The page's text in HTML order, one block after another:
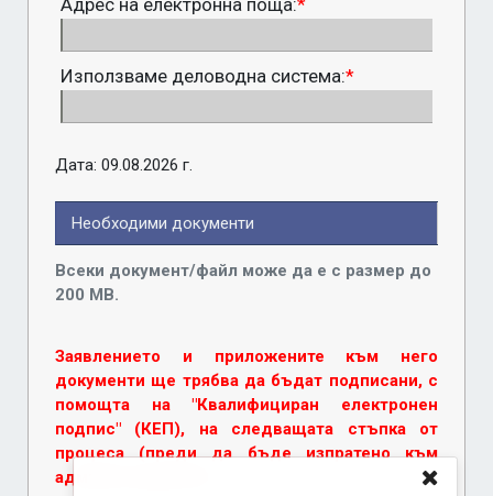
Адрес на електронна поща:*
Използваме деловодна система:*
Дата: 09.08.2026 г.
Всеки документ/файл може да е с размер до
200 MB.
Необходими документи
Заявлението и приложените към него
документи ще трябва да бъдат подписани, с
помощта на "Квалифициран електронен
подпис" (КЕП), на следващата стъпка от
процеса (преди да бъде изпратено към
администрацията).